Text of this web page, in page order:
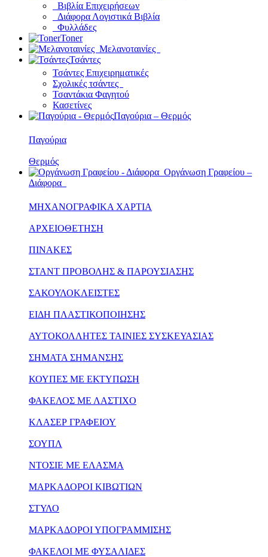
Βιβλία Επιχειρήσεων
Διάφορα Λογιστικά Βιβλία
Φυλλάδες
Toner
Μελανοταινίες
Τσάντες
Τσάντες Επιχειρηματικές
Σχολικές τσάντες
Τσαντάκια Φαγητού
Κασετίνες
Παγούρια – Θερμός
Παγούρια
Θερμός
Οργάνωση Γραφείου –
Διάφορα
ΜΗΧΑΝΟΓΡΑΦΙΚΑ ΧΑΡΤΙΑ
ΑΡΧΕΙΟΘΕΤΗΣΗ
ΠΙΝΑΚΕΣ
ΣΤΑΝΤ ΠΡΟΒΟΛΗΣ & ΠΑΡΟΥΣΙΑΣΗΣ
ΣΑΚΟΥΛΟΚΛΕΙΣΤΕΣ
ΕΙΔΗ ΠΛΑΣΤΙΚΟΠΟΙΗΣΗΣ
ΑΥΤΟΚΟΛΛΗΤΕΣ ΤΑΙΝΙΕΣ ΣΥΣΚΕΥΑΣΙΑΣ
ΣΗΜΑΤΑ ΣΗΜΑΝΣΗΣ
ΚΟΥΠΕΣ ΜΕ ΕΚΤΥΠΩΣΗ
ΦΑΚΕΛΟΣ ΜΕ ΛΑΣΤΙΧΟ
ΚΛΑΣΕΡ ΓΡΑΦΕΙΟΥ
ΣΟΥΠΛ
ΝΤΟΣΙΕ ΜΕ ΕΛΑΣΜΑ
ΜΑΡΚΑΔΟΡΟΙ ΚΙΒΩΤΙΩΝ
ΣΤΥΛΟ
ΜΑΡΚΑΔΟΡΟΙ ΥΠΟΓΡΑΜΜΙΣΗΣ
ΦΑΚΕΛΟΙ ΜΕ ΦΥΣΑΛΙΔΕΣ